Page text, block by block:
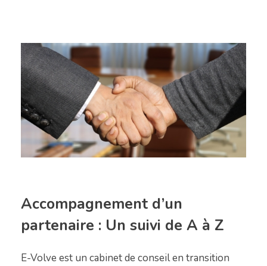
Accompagnement d’un
partenaire : Un suivi de A à Z
E-Volve est un cabinet de conseil en transition